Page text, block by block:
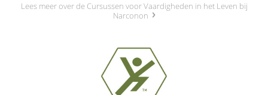
Lees meer over de Cursussen voor Vaardigheden in het Leven bij
Narconon